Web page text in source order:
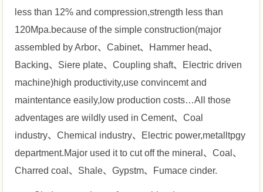
less than 12% and compression,strength less than
120Mpa.because of the simple construction(major
assembled by Arbor、Cabinet、Hammer head、
Backing、Siere plate、Coupling shaft、Electric driven
machine)high productivity,use convincemt and
maintentance easily,low production costs…All those
adventages are wildly used in Cement、Coal
industry、Chemical industry、Electric power,metalltpgy
department.Major used it to cut off the mineral、Coal、
Charred coal、Shale、Gypstm、Fumace cinder.